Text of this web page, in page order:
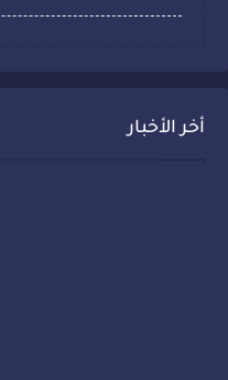
أخر الأخبار